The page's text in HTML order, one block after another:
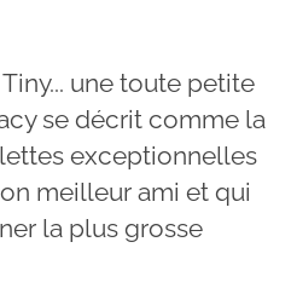
une toute petite
se décrit comme la
exceptionnelles
meilleur ami et qui
la plus grosse